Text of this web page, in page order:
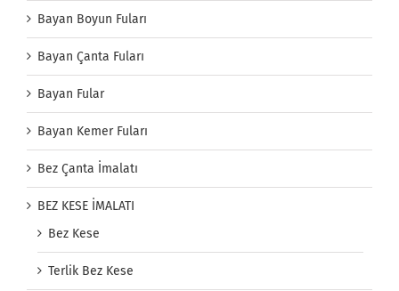
Bayan Boyun Fuları
Bayan Çanta Fuları
Bayan Fular
Bayan Kemer Fuları
Bez Çanta İmalatı
BEZ KESE İMALATI
Bez Kese
Terlik Bez Kese